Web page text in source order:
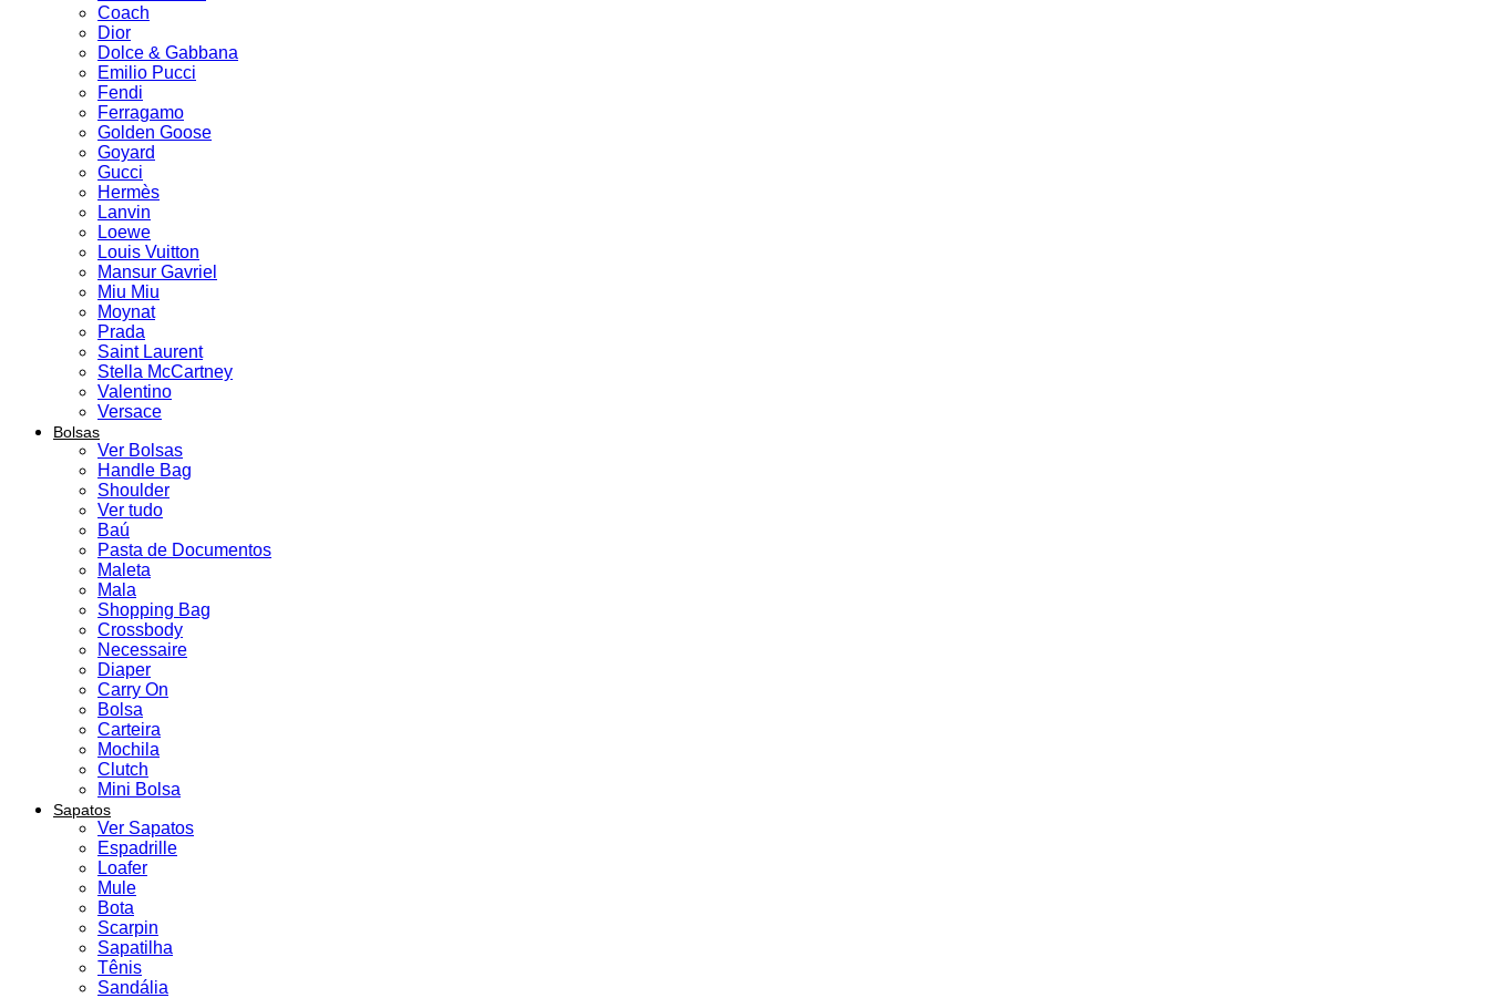
Coach
Dior
Dolce & Gabbana
Emilio Pucci
Fendi
Ferragamo
Golden Goose
Goyard
Gucci
Hermès
Lanvin
Loewe
Louis Vuitton
Mansur Gavriel
Miu Miu
Moynat
Prada
Saint Laurent
Stella McCartney
Valentino
Versace
Bolsas
Ver Bolsas
Handle Bag
Shoulder
Ver tudo
Baú
Pasta de Documentos
Maleta
Mala
Shopping Bag
Crossbody
Necessaire
Diaper
Carry On
Bolsa
Carteira
Mochila
Clutch
Mini Bolsa
Sapatos
Ver Sapatos
Espadrille
Loafer
Mule
Bota
Scarpin
Sapatilha
Tênis
Sandália